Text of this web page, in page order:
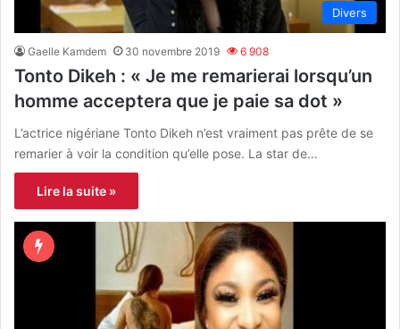
Divers
Gaelle Kamdem 30 novembre 2019 6 908
Tonto Dikeh : « Je me remarierai lorsqu’un
homme acceptera que je paie sa dot »
L’actrice nigériane Tonto Dikeh n’est vraiment pas prête de se
remarier à voir la condition qu’elle pose. La star de…
Lire la suite »